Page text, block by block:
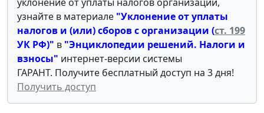
узнайте в материале "Уклонение от уплаты
налогов и (или) сборов с организации (ст. 199
УК РФ)" в "Энциклопедии решений. Налоги и
взносы" интернет-версии системы
ГАРАНТ. Получите бесплатный доступ на 3 дня!
Получить доступ